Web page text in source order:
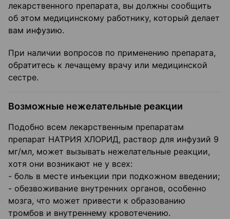
лекарственного препарата, вы должны сообщить
об этом медицинскому работнику, который делает
вам инфузию.
При наличии вопросов по применению препарата,
обратитесь к лечащему врачу или медицинской
сестре.
Возможные нежелательные реакции
Подобно всем лекарственным препаратам
препарат НАТРИЯ ХЛОРИД, раствор для инфузий 9
мг/мл, может вызывать нежелательные реакции,
хотя они возникают не у всех:
- боль в месте инъекции при подкожном введении;
- обезвоживание внутренних органов, особенно
мозга, что может привести к образованию
тромбов и внутреннему кровотечению.